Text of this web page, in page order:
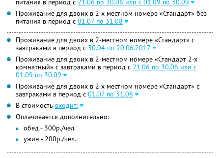
питания в период с 21.06 по 30.06 или с 01.09 по 30.09
Проживание для двоих в 2-х местном номере «Стандарт» без
питания в период с 01.07 по 31.08
Проживание для двоих в 2-местном номере «Стандарт» с
завтраками в период с 30.04 по 20.06.2017
Проживание для двоих в 2-местном номере «Стандарт 2-х
комнатный» с завтраками в период с 21.06 по 30.06 или с
01.09 по 30.09
Проживание для двоих в 2-х местном номере «Стандарт» с
завтраками в период с 01.07 по 31.08
В стоимость входит:
Оплачивается дополнительно:
обед - 300р./чел.
ужин - 200р./чел.